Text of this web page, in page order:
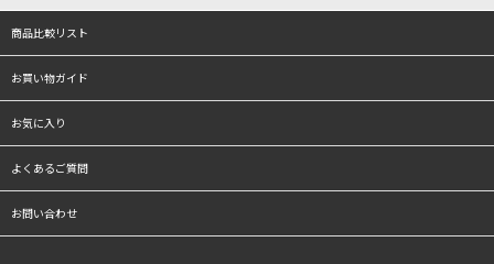
商品比較リスト
お買い物ガイド
お気に入り
よくあるご質問
お問い合わせ